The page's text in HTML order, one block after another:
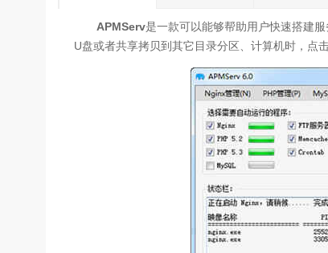
APMServ是一款可以能够帮助用户快速搭建
U盘或者共享拷贝到其它目录分区、计算机时，点